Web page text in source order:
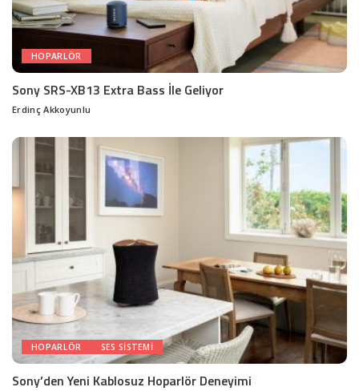
HOPARLÖR
Sony SRS-XB13 Extra Bass İle Geliyor
Posted
Erdinç Akkoyunlu
HOPARLÖR SES SISTEMI
Sony’den Yeni Kablosuz Hoparlör Deneyimi